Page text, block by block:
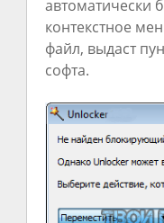
автоматически
контекстное
файл, выдаст
софта.